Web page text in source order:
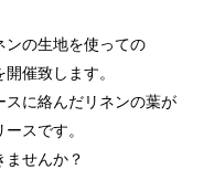
の生地を使っての
催致します。
スに絡んだリネンの葉が
スです。
せんか？